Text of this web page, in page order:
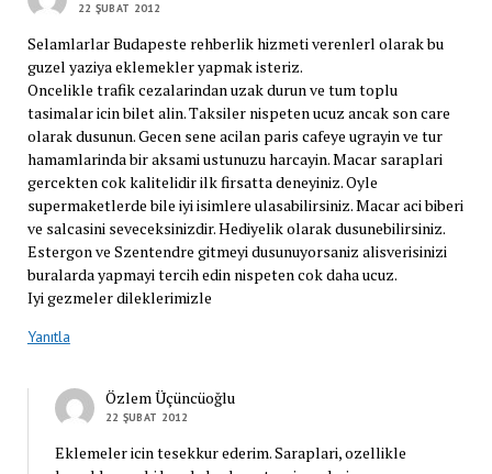
22 ŞUBAT 2012
Selamlarlar Budapeste rehberlik hizmeti verenlerl olarak bu
guzel yaziya eklemekler yapmak isteriz.
Oncelikle trafik cezalarindan uzak durun ve tum toplu
tasimalar icin bilet alin. Taksiler nispeten ucuz ancak son care
olarak dusunun. Gecen sene acilan paris cafeye ugrayin ve tur
hamamlarinda bir aksami ustunuzu harcayin. Macar saraplari
gercekten cok kalitelidir ilk firsatta deneyiniz. Oyle
supermaketlerde bile iyi isimlere ulasabilirsiniz. Macar aci biberi
ve salcasini seveceksinizdir. Hediyelik olarak dusunebilirsiniz.
Estergon ve Szentendre gitmeyi dusunuyorsaniz alisverisinizi
buralarda yapmayi tercih edin nispeten cok daha ucuz.
Iyi gezmeler dileklerimizle
Yanıtla
Özlem Üçüncüoğlu
22 ŞUBAT 2012
Eklemeler icin tesekkur ederim. Saraplari, ozellikle